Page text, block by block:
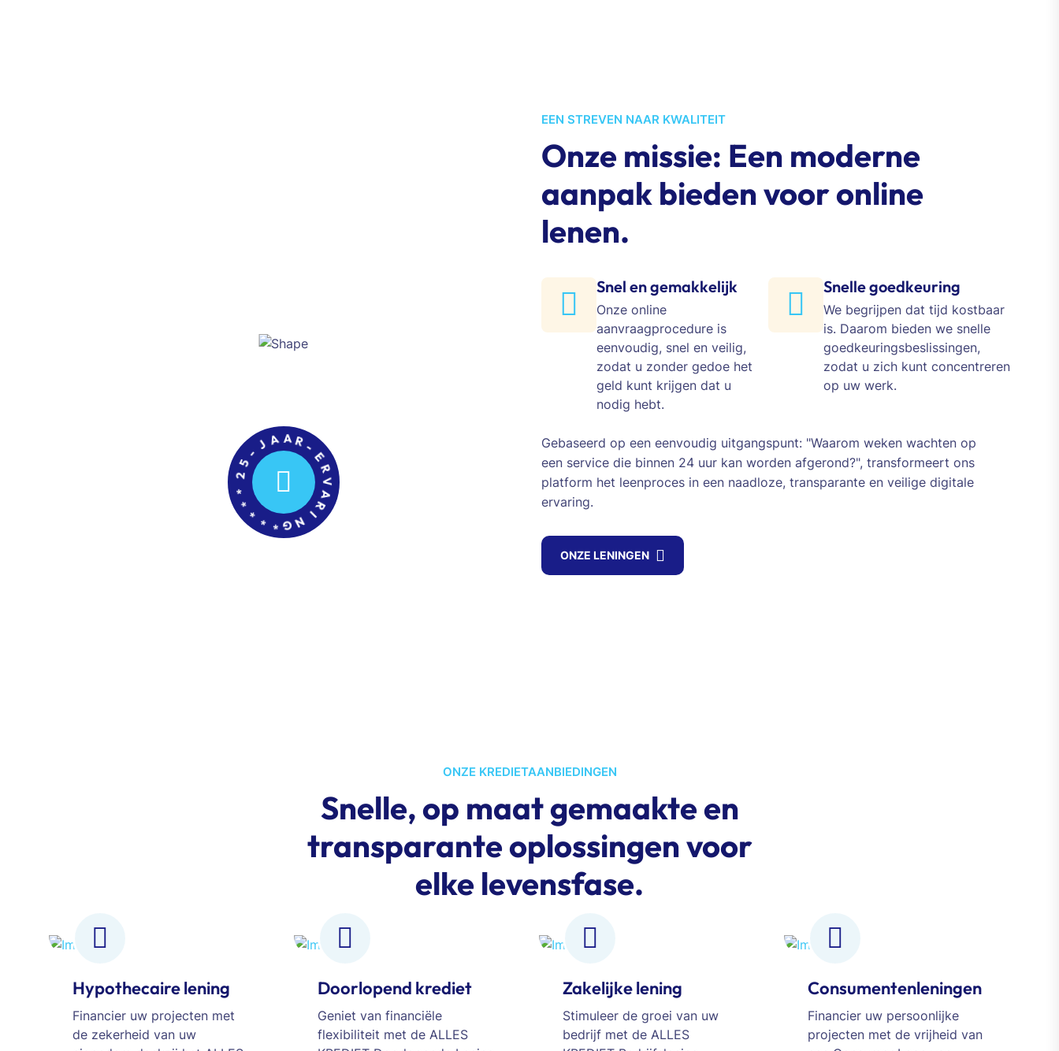
2
5 - J AA
R
-
E
R
V
A
R
I
N
G
*
*
*
*
*
EEN STREVEN NAAR KWALITEIT
Onze missie: Een moderne
aanpak bieden voor online
lenen.
Snel en gemakkelijk
Onze online
aanvraagprocedure is
eenvoudig, snel en veilig,
zodat u zonder gedoe het
geld kunt krijgen dat u
nodig hebt.
Snelle goedkeuring
We begrijpen dat tijd kostbaar
is. Daarom bieden we snelle
goedkeuringsbeslissingen,
zodat u zich kunt concentreren
op uw werk.
Gebaseerd op een eenvoudig uitgangspunt: "Waarom weken wachten op
een service die binnen 24 uur kan worden afgerond?", transformeert ons
platform het leenproces in een naadloze, transparante en veilige digitale
ervaring.
ONZE LENINGEN
ONZE KREDIETAANBIEDINGEN
Snelle, op maat gemaakte en
transparante oplossingen voor
elke levensfase.
Hypothecaire lening
Financier uw projecten met
de zekerheid van uw
Doorlopend krediet
Geniet van financiële
flexibiliteit met de ALLES
Zakelijke lening
Stimuleer de groei van uw
bedrijf met de ALLES
Consumentenleningen
Financier uw persoonlijke
projecten met de vrijheid van